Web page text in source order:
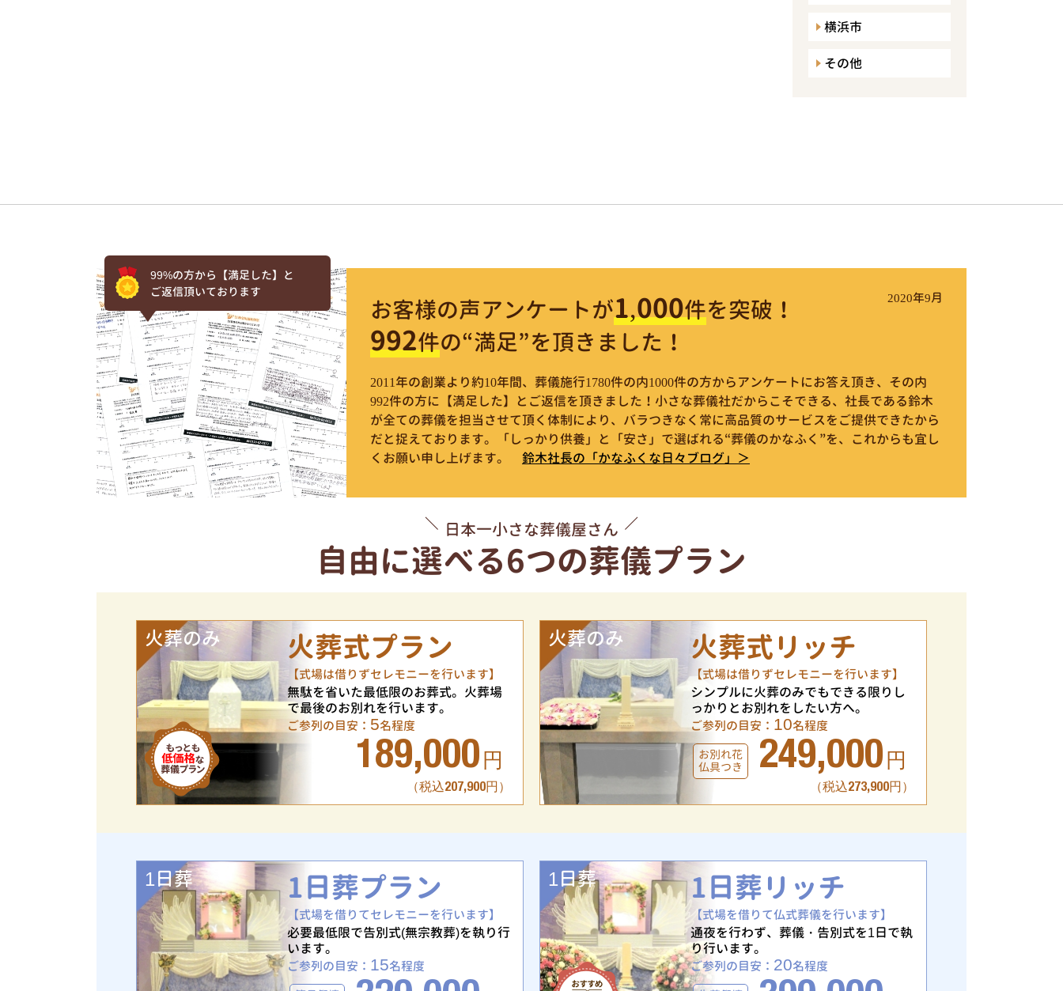
横浜市
その他
99%の方から【満足した】と
ご返信頂いております
お客様の声アンケートが1,000件を突破！
992件の“満足”を頂きました！
2020年9月
2011年の創業より約10年間、葬儀施行1780件の内1000件の方からアンケートにお答え頂き、その内
992件の方に【満足した】とご返信を頂きました！小さな葬儀社だからこそできる、社長である鈴木
が全ての葬儀を担当させて頂く体制により、バラつきなく常に高品質のサービスをご提供できたから
だと捉えております。「しっかり供養」と「安さ」で選ばれる“葬儀のかなふく”を、これからも宜し
くお願い申し上げます。
鈴木社長の「かなふくな日々ブログ」＞
日本一小さな葬儀屋さん
自由に選べる6つの葬儀プラン
火葬のみ 火葬式プラン
【式場は借りずセレモニーを行います】
無駄を省いた最低限のお葬式。火葬場
で最後のお別れを行います。
ご参列の目安： 5名程度
189,000 円
（税込207,900円）
火葬のみ 火葬式リッチ
【式場は借りずセレモニーを行います】
シンプルに火葬のみでもできる限りし
っかりとお別れをしたい方へ。
ご参列の目安： 10名程度
お別れ花
仏具つき
249,000 円
（税込273,900円）
1日葬 1日葬プラン
【式場を借りてセレモニーを行います】
必要最低限で告別式(無宗教葬)を執り行
います。
ご参列の目安： 15名程度
1日葬 1日葬リッチ
【式場を借りて仏式葬儀を行います】
通夜を行わず、葬儀・告別式を1日で執
り行います。
ご参列の目安： 20名程度